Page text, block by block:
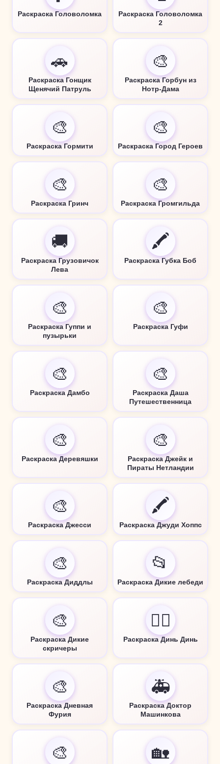
Раскраска Головоломка
Раскраска Головоломка
2
🚗
Раскраска Гонщик
Щенячий Патруль
🎨
Раскраска Горбун из
Нотр-Дама
🎨
Раскраска Гормити
🎨
Раскраска Город Героев
🎨
Раскраска Гринч
🎨
Раскраска Громгильда
🚚
Раскраска Грузовичок
Лева
🖍️
Раскраска Губка Боб
🎨
Раскраска Гуппи и
пузырьки
🎨
Раскраска Гуфи
🎨
Раскраска Дамбо
🎨
Раскраска Даша
Путешественница
🎨
Раскраска Деревяшки
🎨
Раскраска Джейк и
Пираты Нетландии
🎨
Раскраска Джесси
🖍️
Раскраска Джуди Хоппс
🎨
Раскраска Диддлы
📂
Раскраска Дикие лебеди
🎨
Раскраска Дикие
скричеры
🧚‍♀️
Раскраска Динь Динь
🎨
Раскраска Дневная
Фурия
🚑
Раскраска Доктор
Машинкова
🎨 🏡